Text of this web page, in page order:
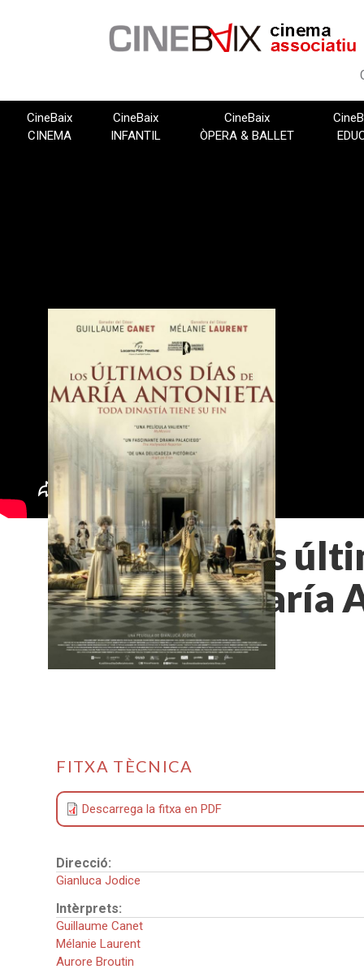
CineBaix
CINEMA
CineBaix
INFANTIL
CineBaix
ÒPERA & BALLET
Los
María
FITXA TÈCNICA
Descarrega la fitxa en PDF
Direcció:
Gianluca Jodice
Intèrprets:
Guillaume Canet
Mélanie Laurent
Aurore Broutin